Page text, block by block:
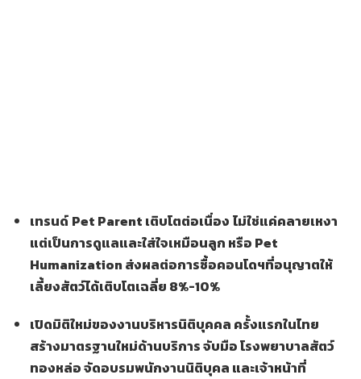
เทรนด์ Pet Parent เติบโตต่อเนื่อง ไม่ใช่แค่คลายเหงา
แต่เป็นการดูแลและใส่ใจเหมือนลูก หรือ Pet
Humanization ส่งผลต่อการซื้อคอนโดฯที่อนุญาตให้
เลี้ยงสัตว์ได้เติบโตเฉลี่ย 8%-10%
เปิดมิติใหม่ของงานบริหารนิติบุคคล ครั้งแรกในไทย
สร้างมาตรฐานใหม่ด้านบริการ จับมือ โรงพยาบาลสัตว์
ทองหล่อ จัดอบรมพนักงานนิติบุคล และเจ้าหน้าที่